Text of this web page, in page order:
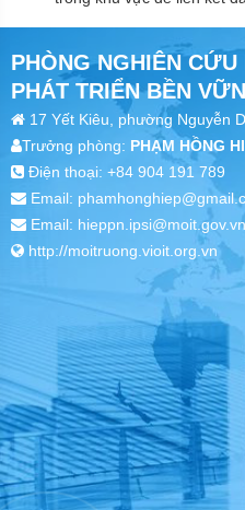
PHÒNG NGHIÊN
PHÁT TRIỂN BỀN
17 Yết Kiêu, phường Nguyễn
Trưởng phòng: PHẠM HỒNG
Điện thoại: +84 904 191 789
Email:
Email: hieppn.ipsi@moit.gov.vn
http://moitruong.vioit.org.vn